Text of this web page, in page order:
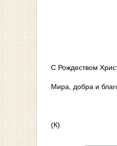
С Рождеством
Мира, добра и
(К)